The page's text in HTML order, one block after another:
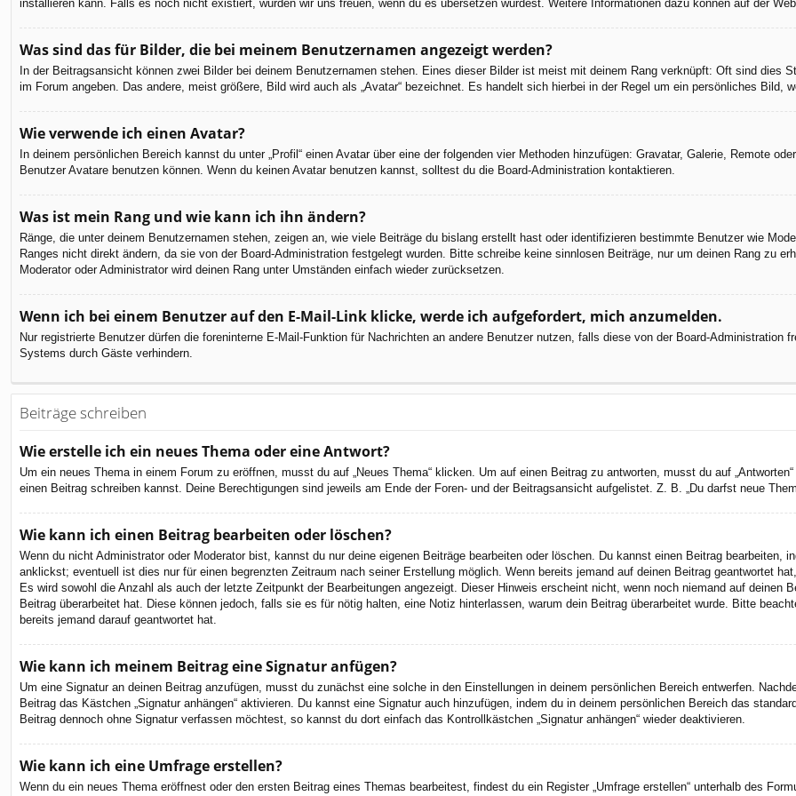
installieren kann. Falls es noch nicht existiert, würden wir uns freuen, wenn du es übersetzen würdest. Weitere Informationen dazu können auf der
Was sind das für Bilder, die bei meinem Benutzernamen angezeigt werden?
In der Beitragsansicht können zwei Bilder bei deinem Benutzernamen stehen. Eines dieser Bilder ist meist mit deinem Rang verknüpft: Oft sind dies
im Forum angeben. Das andere, meist größere, Bild wird auch als „Avatar“ bezeichnet. Es handelt sich hierbei in der Regel um ein persönliches Bild,
Wie verwende ich einen Avatar?
In deinem persönlichen Bereich kannst du unter „Profil“ einen Avatar über eine der folgenden vier Methoden hinzufügen: Gravatar, Galerie, Remote
Benutzer Avatare benutzen können. Wenn du keinen Avatar benutzen kannst, solltest du die Board-Administration kontaktieren.
Was ist mein Rang und wie kann ich ihn ändern?
Ränge, die unter deinem Benutzernamen stehen, zeigen an, wie viele Beiträge du bislang erstellt hast oder identifizieren bestimmte Benutzer wie
Ranges nicht direkt ändern, da sie von der Board-Administration festgelegt wurden. Bitte schreibe keine sinnlosen Beiträge, nur um deinen Rang zu
Moderator oder Administrator wird deinen Rang unter Umständen einfach wieder zurücksetzen.
Wenn ich bei einem Benutzer auf den E-Mail-Link klicke, werde ich aufgefordert, mich anzumelden.
Nur registrierte Benutzer dürfen die foreninterne E-Mail-Funktion für Nachrichten an andere Benutzer nutzen, falls diese von der Board-
Systems durch Gäste verhindern.
Beiträge schreiben
Wie erstelle ich ein neues Thema oder eine Antwort?
Um ein neues Thema in einem Forum zu eröffnen, musst du auf „Neues Thema“ klicken. Um auf einen Beitrag zu antworten, musst du auf
einen Beitrag schreiben kannst. Deine Berechtigungen sind jeweils am Ende der Foren- und der Beitragsansicht aufgelistet. Z. B. „Du darfst neue
Wie kann ich einen Beitrag bearbeiten oder löschen?
Wenn du nicht Administrator oder Moderator bist, kannst du nur deine eigenen Beiträge bearbeiten oder löschen. Du kannst einen Beitrag bearbeiten,
anklickst; eventuell ist dies nur für einen begrenzten Zeitraum nach seiner Erstellung möglich. Wenn bereits jemand auf deinen Beitrag geantwortet
Es wird sowohl die Anzahl als auch der letzte Zeitpunkt der Bearbeitungen angezeigt. Dieser Hinweis erscheint nicht, wenn noch niemand auf deinen
Beitrag überarbeitet hat. Diese können jedoch, falls sie es für nötig halten, eine Notiz hinterlassen, warum dein Beitrag überarbeitet wurde. Bitte
bereits jemand darauf geantwortet hat.
Wie kann ich meinem Beitrag eine Signatur anfügen?
Um eine Signatur an deinen Beitrag anzufügen, musst du zunächst eine solche in den Einstellungen in deinem persönlichen Bereich entwerfen.
Beitrag das Kästchen „Signatur anhängen“ aktivieren. Du kannst eine Signatur auch hinzufügen, indem du in deinem persönlichen Bereich das
Beitrag dennoch ohne Signatur verfassen möchtest, so kannst du dort einfach das Kontrollkästchen „Signatur anhängen“ wieder deaktivieren.
Wie kann ich eine Umfrage erstellen?
Wenn du ein neues Thema eröffnest oder den ersten Beitrag eines Themas bearbeitest, findest du ein Register „Umfrage erstellen“ unterhalb des